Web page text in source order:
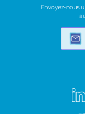
Envoyez-nous